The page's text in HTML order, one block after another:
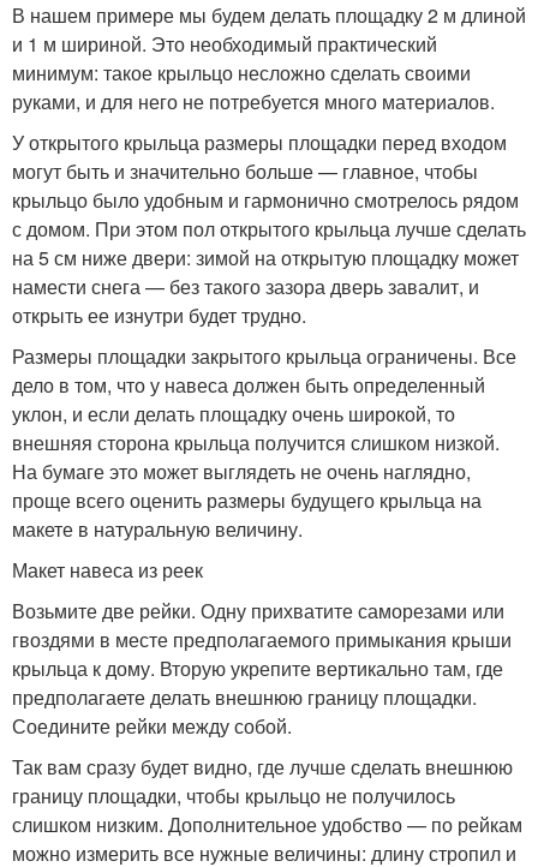
В нашем примере мы будем делать площадку 2 м длиной
и 1 м шириной. Это необходимый практический
минимум: такое крыльцо несложно сделать своими
руками, и для него не потребуется много материалов.
У открытого крыльца размеры площадки перед входом
могут быть и значительно больше — главное, чтобы
крыльцо было удобным и гармонично смотрелось рядом
с домом. При этом пол открытого крыльца лучше сделать
на 5 см ниже двери: зимой на открытую площадку может
намести снега — без такого зазора дверь завалит, и
открыть ее изнутри будет трудно.
Размеры площадки закрытого крыльца ограничены. Все
дело в том, что у навеса должен быть определенный
уклон, и если делать площадку очень широкой, то
внешняя сторона крыльца получится слишком низкой.
На бумаге это может выглядеть не очень наглядно,
проще всего оценить размеры будущего крыльца на
макете в натуральную величину.
Макет навеса из реек
Возьмите две рейки. Одну прихватите саморезами или
гвоздями в месте предполагаемого примыкания крыши
крыльца к дому. Вторую укрепите вертикально там, где
предполагаете делать внешнюю границу площадки.
Соедините рейки между собой.
Так вам сразу будет видно, где лучше сделать внешнюю
границу площадки, чтобы крыльцо не получилось
слишком низким. Дополнительное удобство — по рейкам
можно измерить все нужные величины: длину стропил и